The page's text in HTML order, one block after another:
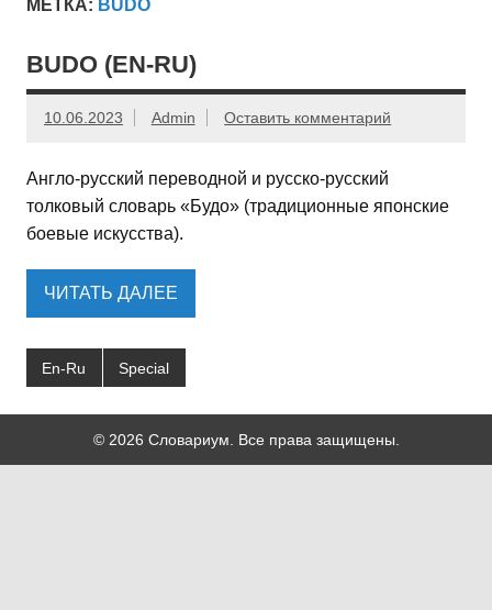
МЕТКА: BUDO
BUDO (EN-RU)
10.06.2023 Admin Оставить комментарий
Англо-русский переводной и русско-русский
толковый словарь «Будо» (традиционные японские
боевые искусства).
ЧИТАТЬ ДАЛЕЕ
En-Ru Special
© 2026 Словариум. Все права защищены.